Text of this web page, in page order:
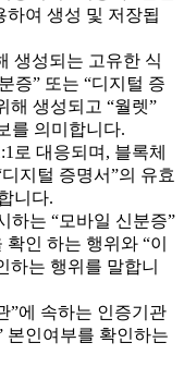
하여 생성 및 저장됩
생성되는 고유한 식
증” 또는 “디지털 증
해 생성되고 “월렛”
를 의미합니다.
로 대응되며, 블록체
지털 증명서”의 유효
니다.
하는 “모바일 신분증”
인 하는 행위와 “이
하는 행위를 말합니
”에 속하는 인증기관
본인여부를 확인하는